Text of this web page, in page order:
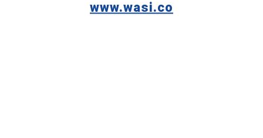
www.wasi.co